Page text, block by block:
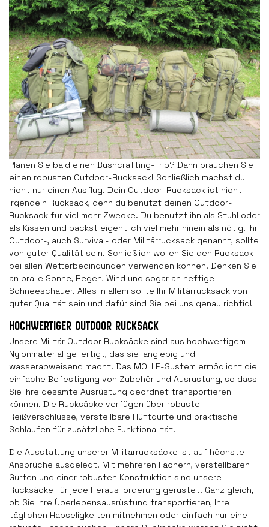
Planen Sie bald einen Bushcrafting-Trip? Dann brauchen Sie
einen robusten Outdoor-Rucksack! Schließlich machst du
nicht nur einen Ausflug. Dein Outdoor-Rucksack ist nicht
irgendein Rucksack, denn du benutzt deinen Outdoor-
Rucksack für viel mehr Zwecke. Du benutzt ihn als Stuhl oder
als Kissen und packst eigentlich viel mehr hinein als nötig. Ihr
Outdoor-, auch Survival- oder Militärrucksack genannt, sollte
von guter Qualität sein. Schließlich wollen Sie den Rucksack
bei allen Wetterbedingungen verwenden können. Denken Sie
an pralle Sonne, Regen, Wind und sogar an heftige
Schneeschauer. Alles in allem sollte Ihr Militärrucksack von
guter Qualität sein und dafür sind Sie bei uns genau richtig!
HOCHWERTIGER OUTDOOR RUCKSACK
Unsere Militär Outdoor Rucksäcke sind aus hochwertigem
Nylonmaterial gefertigt, das sie langlebig und
wasserabweisend macht. Das MOLLE-System ermöglicht die
einfache Befestigung von Zubehör und Ausrüstung, so dass
Sie Ihre gesamte Ausrüstung geordnet transportieren
können. Die Rucksäcke verfügen über robuste
Reißverschlüsse, verstellbare Hüftgurte und praktische
Schlaufen für zusätzliche Funktionalität.
Die Ausstattung unserer Militärrucksäcke ist auf höchste
Ansprüche ausgelegt. Mit mehreren Fächern, verstellbaren
Gurten und einer robusten Konstruktion sind unsere
Rucksäcke für jede Herausforderung gerüstet. Ganz gleich,
ob Sie Ihre Überlebensausrüstung transportieren, Ihre
täglichen Habseligkeiten mitnehmen oder einfach nur eine